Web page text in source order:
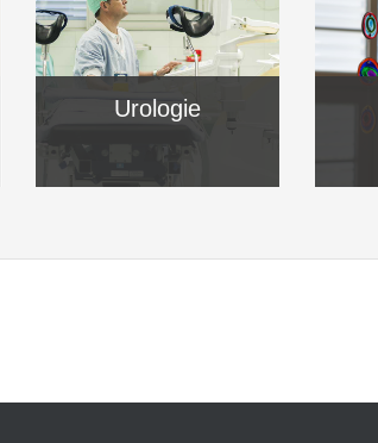
Urologie